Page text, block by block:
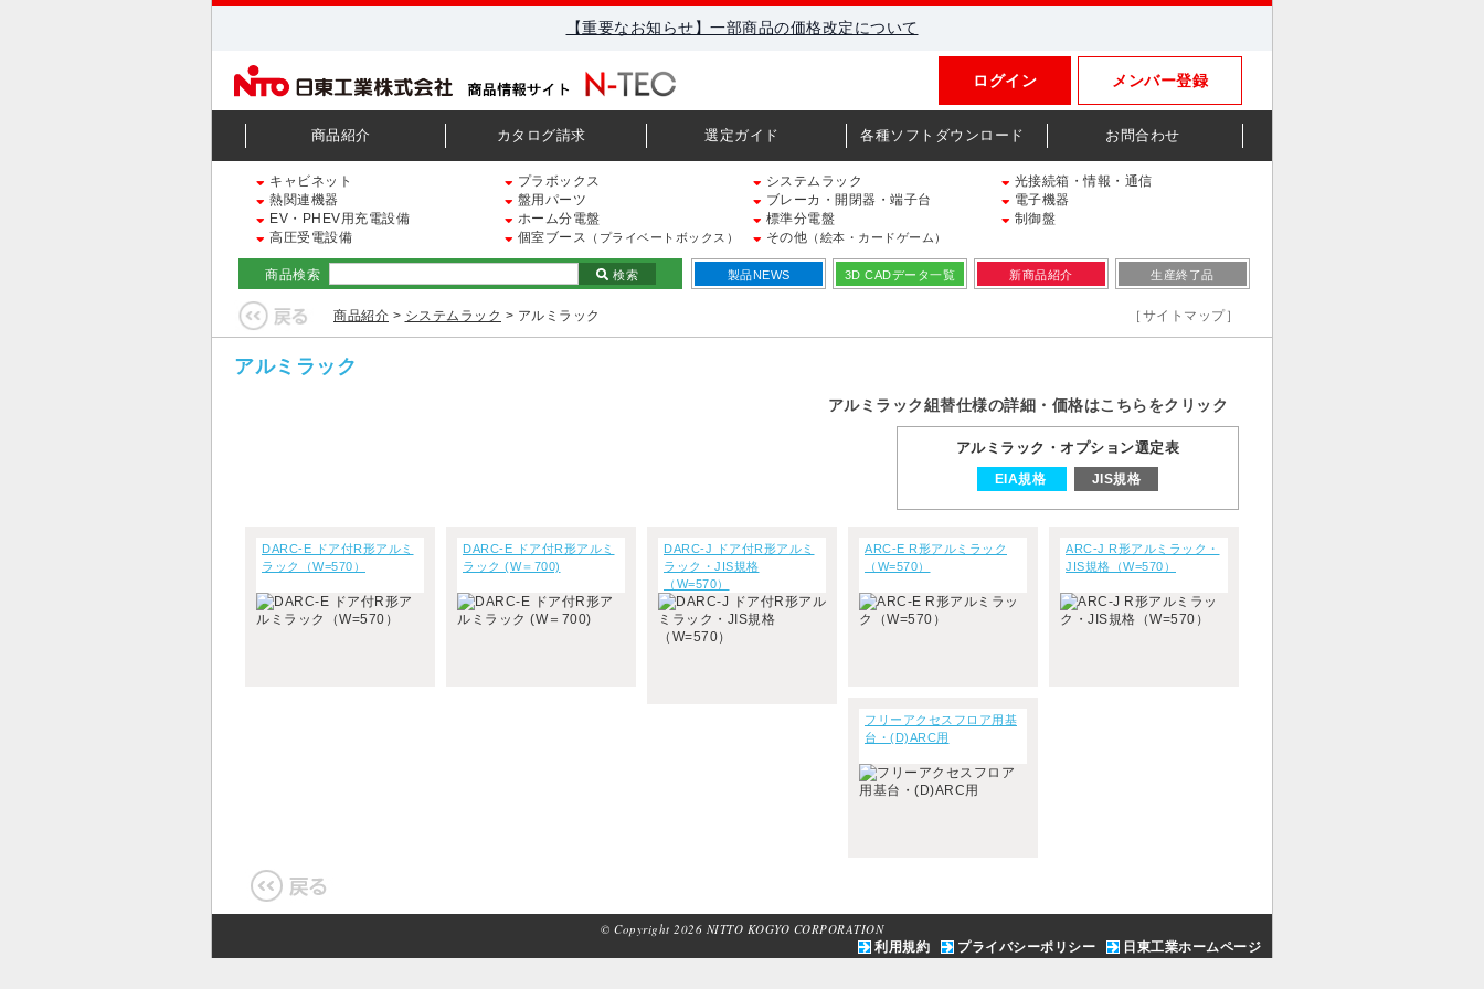
【重要なお知らせ】一部商品の価格改定について
メンバー登録
ログイン
商品紹介 カタログ請求 選定ガイド 各種ソフトダウンロード お問合わせ
キャビネット プラボックス システムラック
光接続箱・情報・通信
熱関連機器
盤用パーツ ブレーカ・開閉器・端子台
電子機器
EV・PHEV用充電設備
ホーム分電盤 標準分電盤
制御盤
高圧受電設備
個室ブース （プライベートボックス） その他 （絵本・カードゲーム）
商品検索 検索 製品NEWS 3D CADデータ一覧 新商品紹介 生産終了品
商品紹介 > システムラック > アルミラック ［サイトマップ］
アルミラック
アルミラック組替仕様の詳細・価格はこちらをクリック
アルミラック・オプション選定表
EIA規格 JIS規格
DARC-E ドア付R形アルミ
ラック（W=570）
DARC-E ドア付R形アルミ
ラック (W＝700)
DARC-J ドア付R形アルミ
ラック・JIS規格
（W=570）
ARC-E R形アルミラック
（W=570）
ARC-J R形アルミラック・
JIS規格（W=570）
フリーアクセスフロア用基
台・(D)ARC用
© Copyright 2026 NITTO KOGYO CORPORATION
利用規約 プライバシーポリシー 日東工業ホームページ